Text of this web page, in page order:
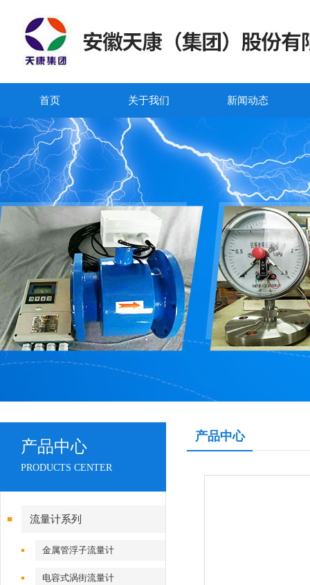
首页 关于我们 新闻动态
产品中心
PRODUCTS CENTER
流量计系列
金属管浮子流量计
电容式涡街流量计
产品中心